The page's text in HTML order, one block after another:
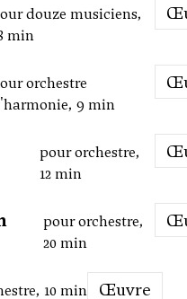
douze musiciens,
min
orchestre
9 min
pour orchestre,
12 min
pour orchestre,
20 min
10 min Œuvre